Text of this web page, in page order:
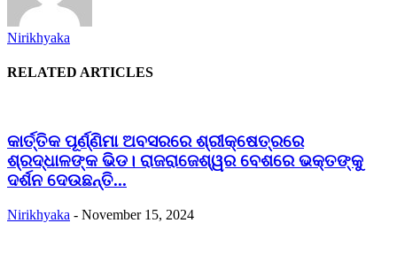
Nirikhyaka
RELATED ARTICLES
କାର୍ତ୍ତିକ ପୂର୍ଣ୍ଣିମା ଅବସରରେ ଶ୍ରୀକ୍ଷେତ୍ରରେ
ଶ୍ରଦ୍ଧାଳଙ୍କ ଭିଡ। ରାଜରାଜେଶ୍ୱର ବେଶରେ ଭକ୍ତଙ୍କୁ
ଦର୍ଶନ ଦେଉଛନ୍ତି...
Nirikhyaka - November 15, 2024